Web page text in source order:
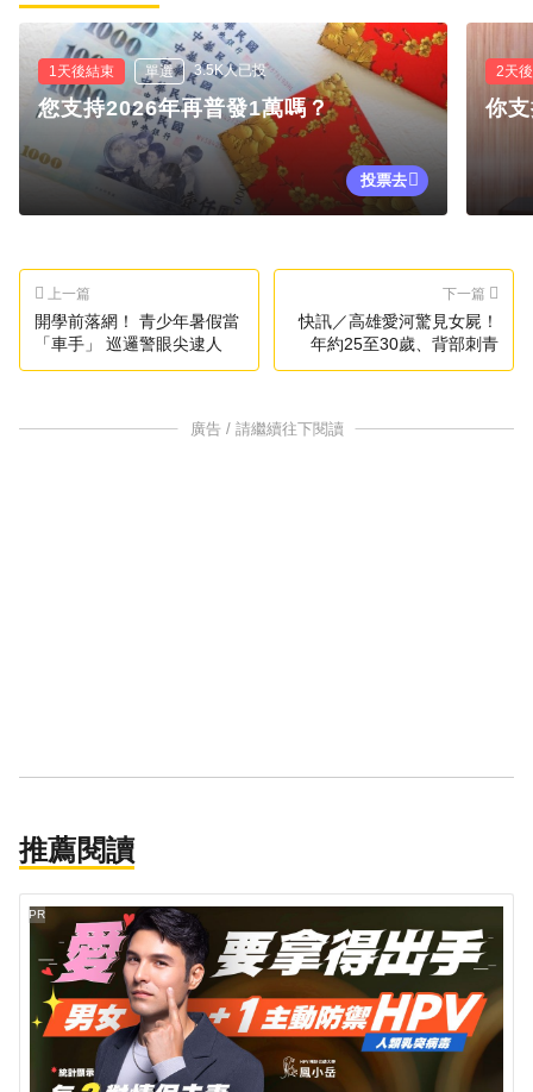
1天後結束 單選 3.5K人已投
您支持2026年再普發1萬嗎？
投票去
2天
你
上一篇
開學前落網！ 青少年暑假當
「車手」 巡邏警眼尖逮人
下一篇
快訊／高雄愛河驚見女屍！
年約25至30歲、背部刺青
廣告 / 請繼續往下閱讀
推薦閱讀
PR